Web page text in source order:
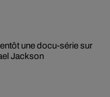
une docu-série sur
Jackson